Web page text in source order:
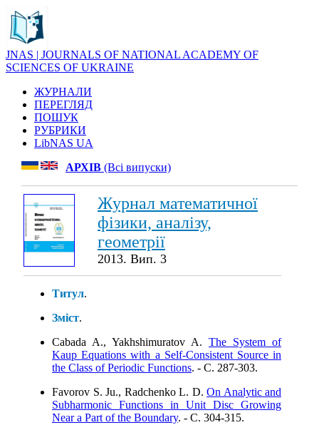
JNAS | JOURNALS OF NATIONAL ACADEMY OF
SCIENCES OF UKRAINE
ЖУРНАЛИ
ПЕРЕГЛЯД
ПОШУК
РУБРИКИ
LibNAS UA
АРХІВ (Всі випуски)
Журнал математичної
фізики, аналізу,
геометрії
2013. Вип. 3
Титул.
Зміст.
Cabada A., Yakhshimuratov A. The System of
Kaup Equations with a Self-Consistent Source in
the Class of Periodic Functions. - C. 287-303.
Favorov S. Ju., Radchenko L. D. On Analytic and
Subharmonic Functions in Unit Disc Growing
Near a Part of the Boundary. - C. 304-315.